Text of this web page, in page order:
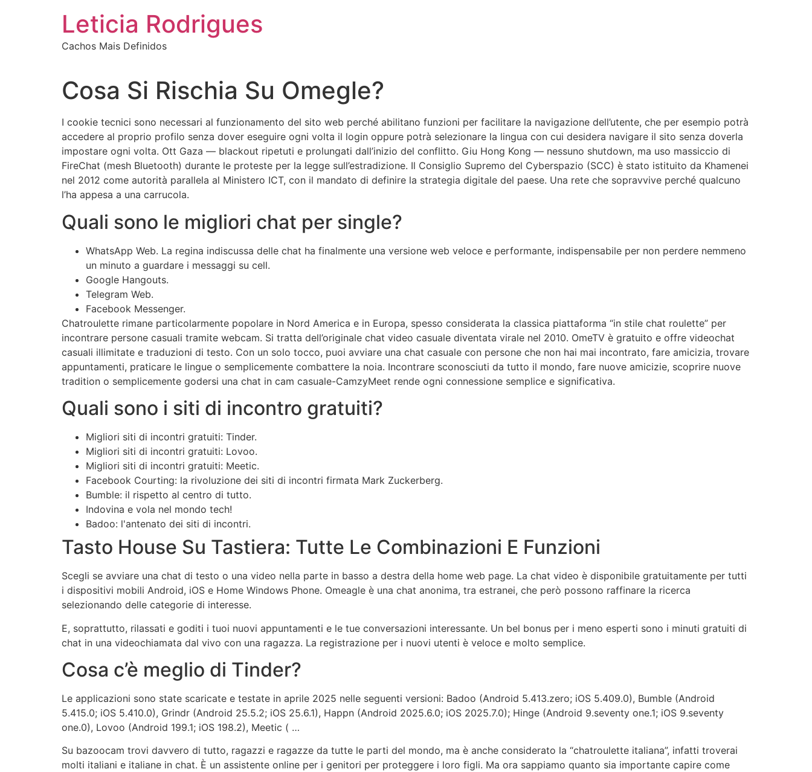
Leticia Rodrigues
Cachos Mais Definidos
Cosa Si Rischia Su Omegle?
I cookie tecnici sono necessari al funzionamento del sito web perché abilitano funzioni per facilitare la navigazione dell’utente, che per esempio potrà
accedere al proprio profilo senza dover eseguire ogni volta il login oppure potrà selezionare la lingua con cui desidera navigare il sito senza doverla
impostare ogni volta. Ott Gaza — blackout ripetuti e prolungati dall’inizio del conflitto. Giu Hong Kong — nessuno shutdown, ma uso massiccio di
FireChat (mesh Bluetooth) durante le proteste per la legge sull’estradizione. Il Consiglio Supremo del Cyberspazio (SCC) è stato istituito da Khamenei
nel 2012 come autorità parallela al Ministero ICT, con il mandato di definire la strategia digitale del paese. Una rete che sopravvive perché qualcuno
l’ha appesa a una carrucola.
Quali sono le migliori chat per single?
WhatsApp Web. La regina indiscussa delle chat ha finalmente una versione web veloce e performante, indispensabile per non perdere nemmeno
un minuto a guardare i messaggi su cell.
Google Hangouts.
Telegram Web.
Facebook Messenger.
Chatroulette rimane particolarmente popolare in Nord America e in Europa, spesso considerata la classica piattaforma “in stile chat roulette” per
incontrare persone casuali tramite webcam. Si tratta dell’originale chat video casuale diventata virale nel 2010. OmeTV è gratuito e offre videochat
casuali illimitate e traduzioni di testo. Con un solo tocco, puoi avviare una chat casuale con persone che non hai mai incontrato, fare amicizia, trovare
appuntamenti, praticare le lingue o semplicemente combattere la noia. Incontrare sconosciuti da tutto il mondo, fare nuove amicizie, scoprire nuove
tradition o semplicemente godersi una chat in cam casuale-CamzyMeet rende ogni connessione semplice e significativa.
Quali sono i siti di incontro gratuiti?
Migliori siti di incontri gratuiti: Tinder.
Migliori siti di incontri gratuiti: Lovoo.
Migliori siti di incontri gratuiti: Meetic.
Facebook Courting: la rivoluzione dei siti di incontri firmata Mark Zuckerberg.
Bumble: il rispetto al centro di tutto.
Indovina e vola nel mondo tech!
Badoo: l'antenato dei siti di incontri.
Tasto House Su Tastiera: Tutte Le Combinazioni E Funzioni
Scegli se avviare una chat di testo o una video nella parte in basso a destra della home web page. La chat video è disponibile gratuitamente per tutti
i dispositivi mobili Android, iOS e Home Windows Phone. Omeagle è una chat anonima, tra estranei, che però possono raffinare la ricerca
selezionando delle categorie di interesse.
E, soprattutto, rilassati e goditi i tuoi nuovi appuntamenti e le tue conversazioni interessante. Un bel bonus per i meno esperti sono i minuti gratuiti di
chat in una videochiamata dal vivo con una ragazza. La registrazione per i nuovi utenti è veloce e molto semplice.
Cosa c’è meglio di Tinder?
Le applicazioni sono state scaricate e testate in aprile 2025 nelle seguenti versioni: Badoo (Android 5.413.zero; iOS 5.409.0), Bumble (Android
5.415.0; iOS 5.410.0), Grindr (Android 25.5.2; iOS 25.6.1), Happn (Android 2025.6.0; iOS 2025.7.0); Hinge (Android 9.seventy one.1; iOS 9.seventy
one.0), Lovoo (Android 199.1; iOS 198.2), Meetic ( …
Su bazoocam trovi davvero di tutto, ragazzi e ragazze da tutte le parti del mondo, ma è anche considerato la “chatroulette italiana”, infatti troverai
molti italiani e italiane in chat. È un assistente online per i genitori per proteggere i loro figli. Ma ora sappiamo quanto sia importante capire come